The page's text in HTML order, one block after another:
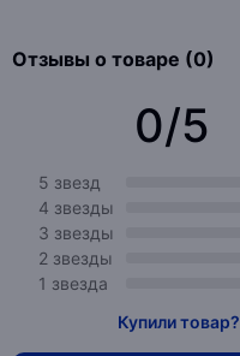
Отзывы о товаре (0)
0/5
5 звезд
4 звезды
3 звезды
2 звезды
1 звезда
Купили товар?